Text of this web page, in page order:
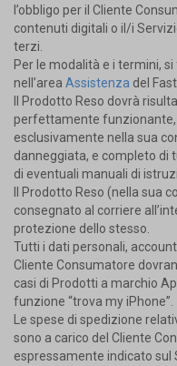
l’obbligo per il Cliente
contenuti digitali o il/i
terzi.
Per le modalità e i termini,
nell’area Assistenza del
Il Prodotto Reso dovrà
perfettamente
esclusivamente nella sua
danneggiata, e completo di
di eventuali manuali di
Il Prodotto Reso (nella sua
consegnato al corriere
protezione dello stesso.
Tutti i dati personali,
Cliente Consumatore
casi di Prodotti a marchio
funzione “trova my iPhone”.
Le spese di spedizione
sono a carico del Cliente
espressamente indicato sul